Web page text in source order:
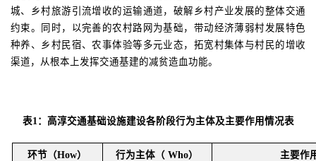
城、乡村旅游引流增收的运输通道，破解乡村产业发展的整体交通
约束。同时，以完善的农村路网为基础，带动经济薄弱村发展特色
种养、乡村民宿、农事体验等多元业态，拓宽村集体与村民的增收
渠道，从根本上发挥交通基建的减贫造血功能。
表1：高淳交通基础设施建设各阶段行为主体及主要作用情况表
环节 （How） 行为主体 （ Who） 主要作